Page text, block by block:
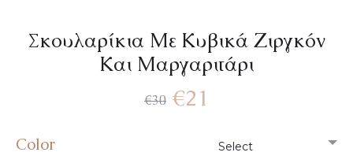
Σκουλαρίκια Με Κυβικά Ζιργκόν
Και Μαργαριτάρι
€30 €21
Color